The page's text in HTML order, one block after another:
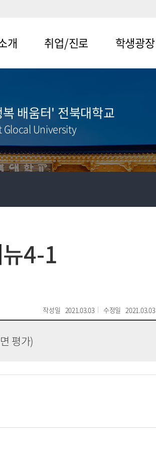
개 취업/진로
메뉴2-2
학생광장
메뉴3-2
배움터' 전북대학교
Glocal University
4-1
작성일 2021.03.03 수정일 2021.03.03
평가)